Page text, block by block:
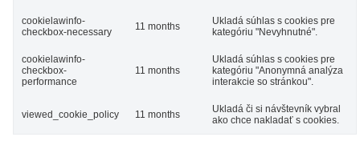
cookielawinfo-
checkbox-necessary
11 months
Ukladá súhlas s cookies pre
kategóriu "Nevyhnutné".
cookielawinfo-
checkbox-
performance
11 months
Ukladá súhlas s cookies pre
kategóriu "Anonymná analýza
interakcie so stránkou".
viewed_cookie_policy 11 months
Ukladá či si návštevník vybral
ako chce nakladať s cookies.